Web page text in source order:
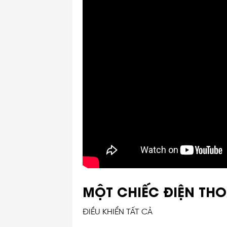
MỘT CHIẾC ĐIỆN
ĐIỀU KHIỂN TẤT CẢ